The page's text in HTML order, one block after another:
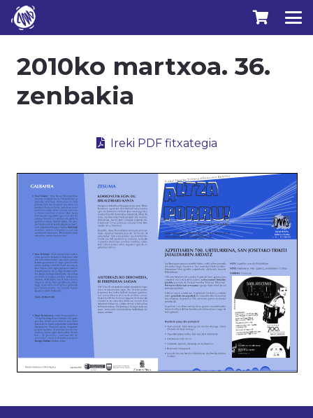
2010ko martxoa. 36.
zenbakia
Ireki PDF fitxategia